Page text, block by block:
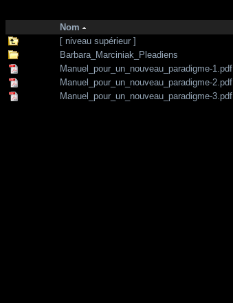
Nom
[ niveau supérieur ]
Barbara_Marciniak_Pleadiens
Manuel_pour_un_nouveau_paradigme-1.pdf
Manuel_pour_un_nouveau_paradigme-2.pdf
Manuel_pour_un_nouveau_paradigme-3.pdf